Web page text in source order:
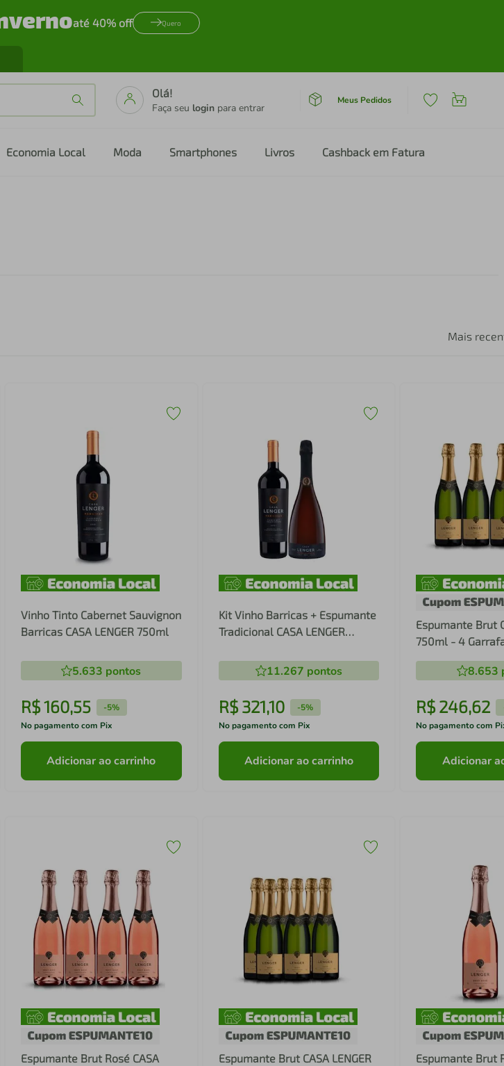
até 40% off Quero
Olá!
Faça seu login para entrar
Meus Pedidos
Economia Local Moda Smartphones Livros Cashback em Fatura
Mais
Vinho Tinto Cabernet Sauvignon
Barricas CASA LENGER 750ml
5.633 pontos
R$160,55 -5%
No pagamento com Pix
Adicionar ao carrinho
Kit Vinho Barricas + Espumante
Tradicional CASA LENGER
11.267 pontos
R$ 321,10 -5%
No pagamento com Pix
Adicionar ao carrinho
Espumante Brut
750ml - 4
8.653
R$246,62
No pagamento com
Adicionar
Espumante Brut Rosé CASA
Espumante Brut CASA LENGER
Espumante Brut